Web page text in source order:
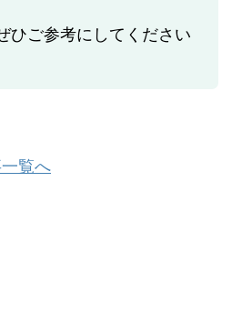
ひご参考にしてください
覧へ